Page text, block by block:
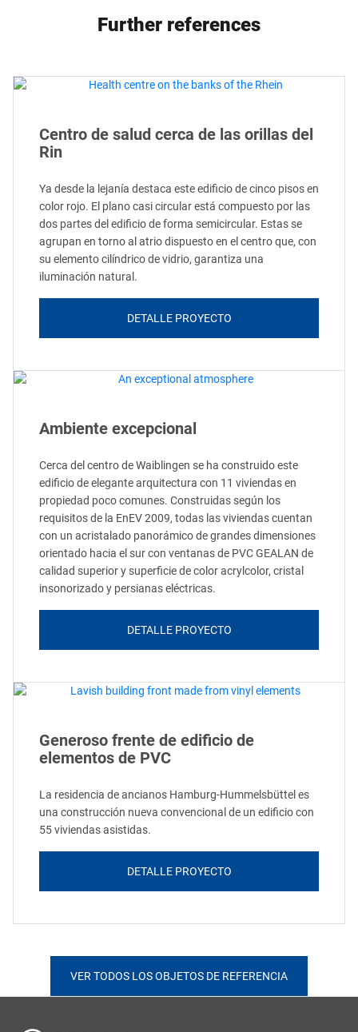
Further references
Centro de salud cerca de las orillas del
Rin
Ya desde la lejanía destaca este edificio de cinco pisos en
color rojo. El plano casi circular está compuesto por las
dos partes del edificio de forma semicircular. Estas se
agrupan en torno al atrio dispuesto en el centro que, con
su elemento cilíndrico de vidrio, garantiza una
iluminación natural.
DETALLE PROYECTO
Ambiente excepcional
Cerca del centro de Waiblingen se ha construido este
edificio de elegante arquitectura con 11 viviendas en
propiedad poco comunes. Construidas según los
requisitos de la EnEV 2009, todas las viviendas cuentan
con un acristalado panorámico de grandes dimensiones
orientado hacia el sur con ventanas de PVC GEALAN de
calidad superior y superficie de color acrylcolor, cristal
insonorizado y persianas eléctricas.
DETALLE PROYECTO
Generoso frente de edificio de
elementos de PVC
La residencia de ancianos Hamburg-Hummelsbüttel es
una construcción nueva convencional de un edificio con
55 viviendas asistidas.
DETALLE PROYECTO
VER TODOS LOS OBJETOS DE REFERENCIA